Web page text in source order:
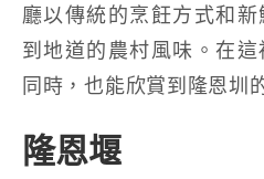
廳以傳統的烹飪方式和
到地道的農村風味。在
同時，也能欣賞到隆恩圳
隆恩堰